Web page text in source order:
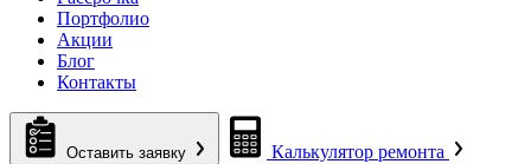
Портфолио
Акции
Блог
Контакты
Оставить заявку Калькулятор ремонта